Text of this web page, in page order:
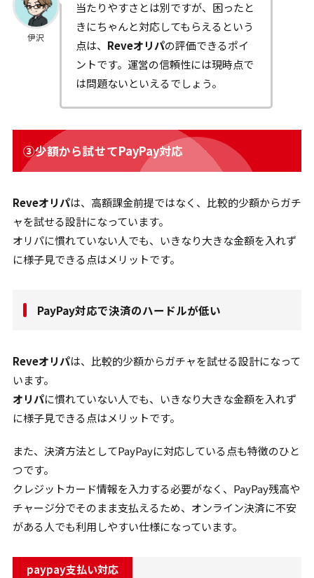
伊沢
当たりやすさとは別ですが、困ったと
きにちゃんと対応してもらえるという
点は、 Reveオリパの評価できるポイ
ントです。運営の信頼性には現時点で
は問題ないといえるでしょう。
③少額から試せてPayPay対応
Reveオリパは、高額課金前提ではなく、比較的少額からガチ
ャを試せる設計になっています。
オリパに慣れていない人でも、いきなり大きな金額を入れず
に様子見できる点はメリットです。
PayPay対応で決済のハードルが低い
Reveオリパは、比較的少額からガチャを試せる設計になって
います。
オリパに慣れていない人でも、いきなり大きな金額を入れず
に様子見できる点はメリットです。
また、決済方法としてPayPayに対応している点も特徴のひと
つです。
クレジットカード情報を入力する必要がなく、PayPay残高や
チャージ分でそのまま支払えるため、オンライン決済に不安
がある人でも利用しやすい仕様になっています。
paypay支払い対応